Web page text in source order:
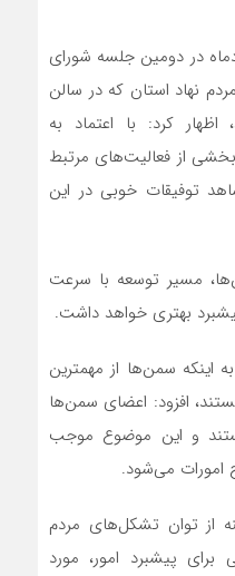
ثمینی امروز ۱۶ مردادماه در دومین جلسه شورای
نهاد استان که در سالن
اظهار کرد: با اعتماد به
از فعالیت‌های مرتبط
توفیقات خوبی در این
مسیر توسعه با سرعت
بهتری خواهد داشت.
اینکه سمن‌ها از مهمترین
افزود: اعضای سمن‌ها
و این موضوع موجب
امورات می‌شود.
از توان تشکل‌های مردم
پیشبرد امور، مورد